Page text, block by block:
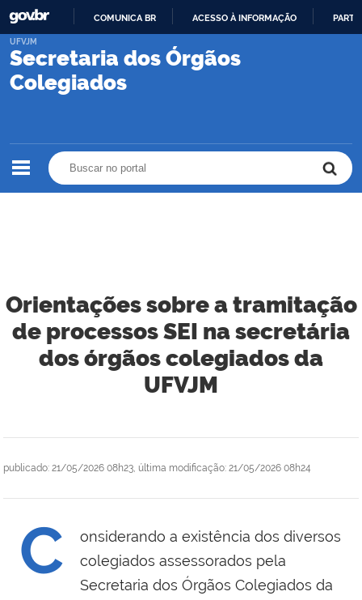
PARA
COMUNICA BR ACESSO À INFORMAÇÃO
Secretaria dos Órgãos
Colegiados
UFVJM
Orientações sobre a tramitação
de processos SEI na secretária
dos órgãos colegiados da
UFVJM
publicado: 21/05/2026 08h23, última modificação: 21/05/2026 08h24
C
onsiderando a existência dos diversos
colegiados assessorados pela
Secretaria dos Órgãos Colegiados da